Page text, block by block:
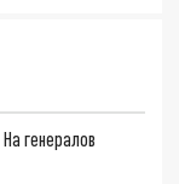
генералов